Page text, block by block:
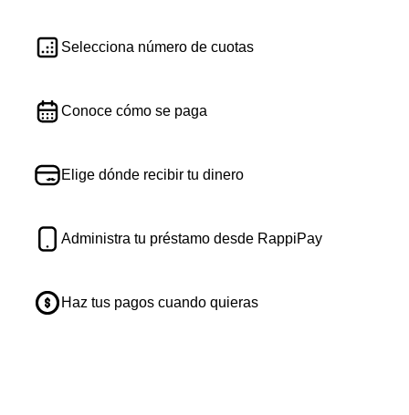
Selecciona número de cuotas
Conoce cómo se paga
Elige dónde recibir tu dinero
Administra tu préstamo desde RappiPay
Haz tus pagos cuando quieras